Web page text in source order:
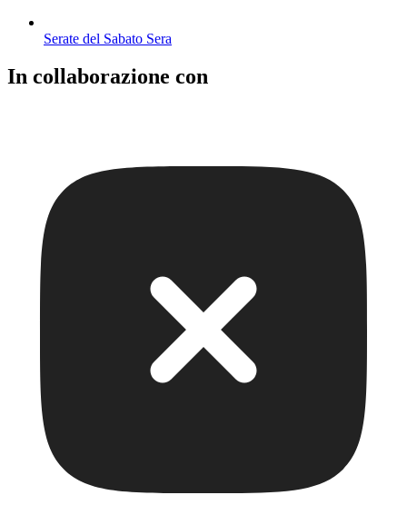
Serate del Sabato Sera
In collaborazione con